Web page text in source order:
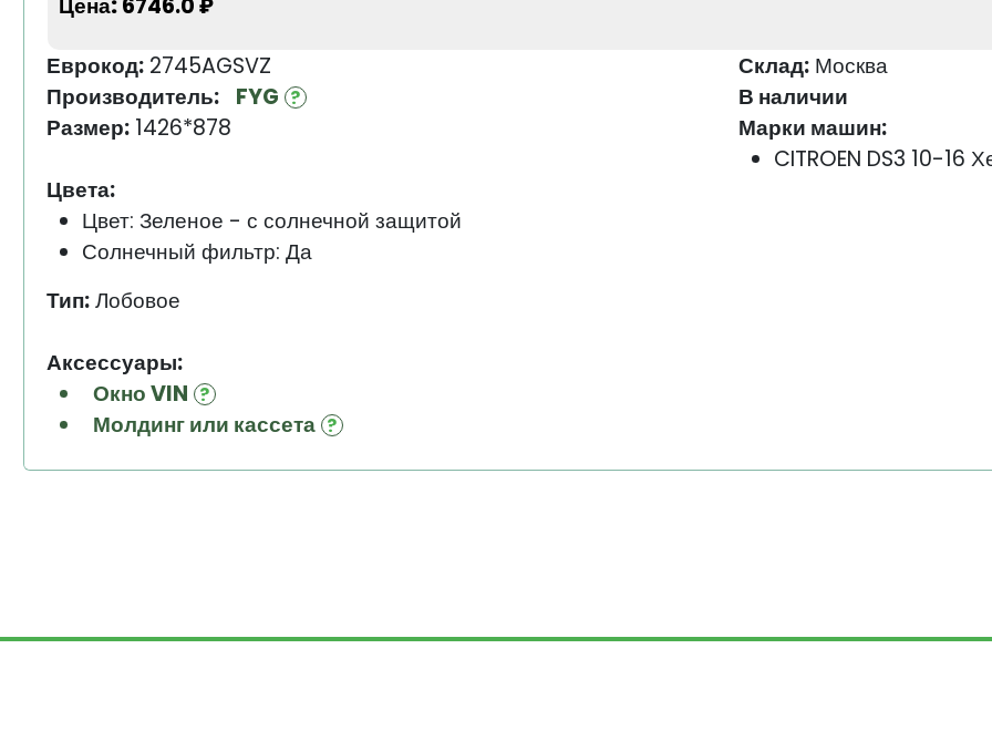
Цена:6746.0 ₽
Еврокод:2745AGSVZ
Производитель:
FYG
Размер:1426*878
Цвета:
Цвет: Зеленое - с солнечной защитой
Солнечный фильтр: Да
Тип:Лобовое
Аксессуары:
Окно VIN
Молдинг или кассета
Склад:Москва
В наличии
Марки машин:
CITROEN DS3 10-16